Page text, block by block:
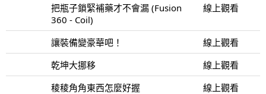
把瓶子鎖緊補藥才不會漏 (Fusion
360 - Coil)
線上觀看
讓裝備變豪華吧！
線上觀看
乾坤大挪移
線上觀看
稜稜角角東西怎麼好握
線上觀看